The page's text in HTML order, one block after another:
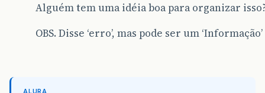
Alguém tem uma idéia boa para organizar
OBS. Disse ‘erro’, mas pode ser um
ALURA